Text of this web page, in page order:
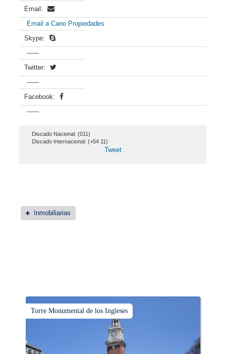
Email:
Email a Cano Propiedades
Skype:
------
Twitter:
------
Facebook:
------
Discado Nacional: (011)
Discado Internacional: (+54 11)
Tweet
Inmobiliarias
Torre Monumental de los Ingleses